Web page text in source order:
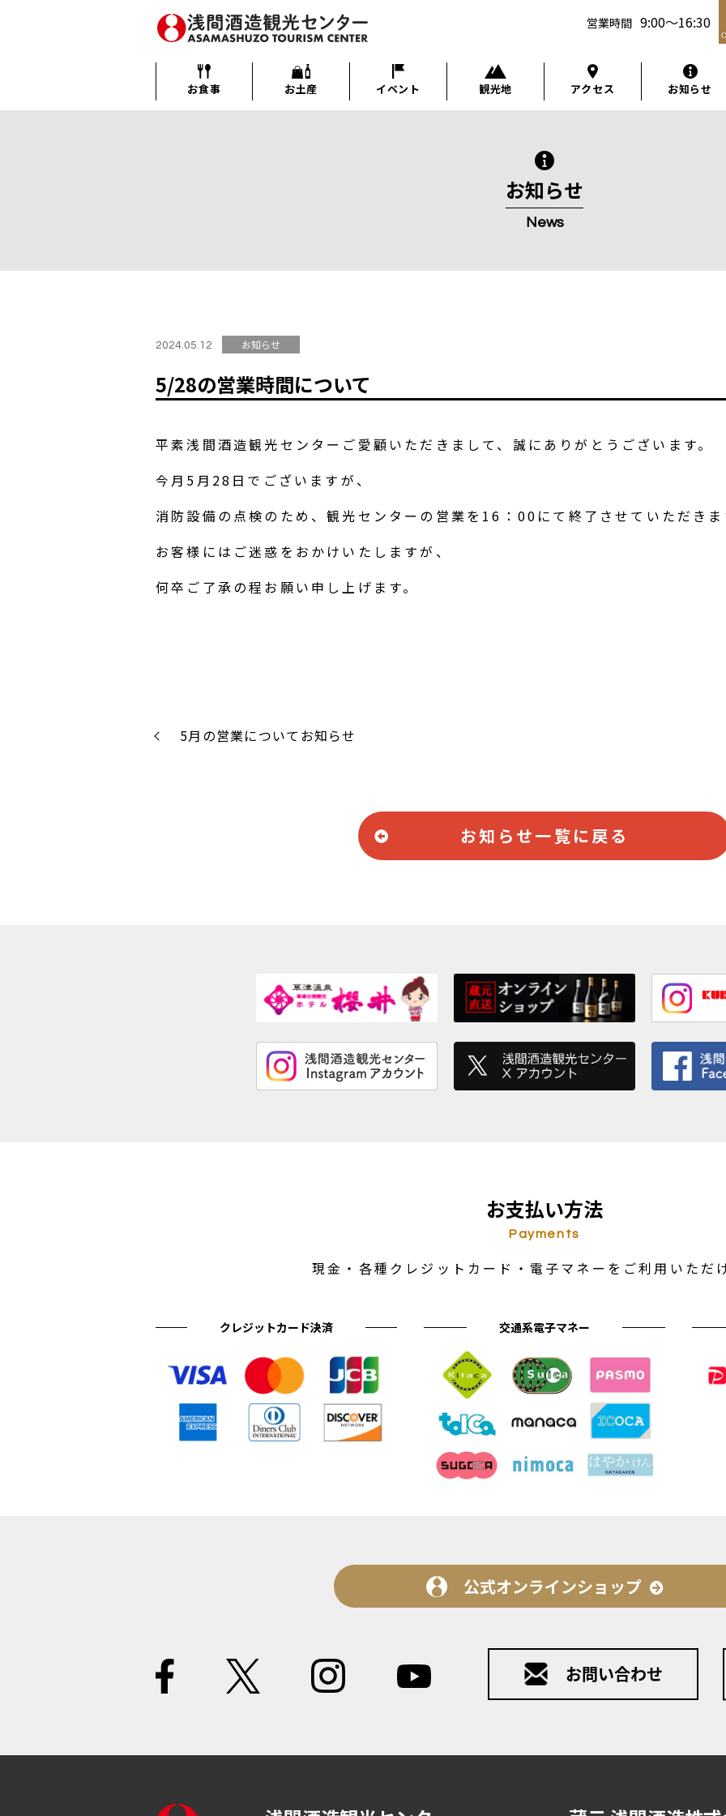
ン
営業時間 9:00～16:30
お食事 お土産 イベント 観光地 アクセス お知らせ
お知らせ
News
2024.05.12 お知らせ
5/28の営業時間について
平素浅間酒造観光センターご愛顧いただきまして、誠にありがとうございます。
今月5月28日でございますが、
消防設備の点検のため、観光センターの営業を16：00にて終了させていただき
お客様にはご迷惑をおかけいたしますが、
何卒ご了承の程お願い申し上げます。
5月の営業についてお知らせ
お知らせ一覧に戻る
お支払い方法
Payments
現金・各種クレジットカード・電子マネーをご利用いただ
クレジットカード決済 交通系電子マネー
公式オンラインショップ